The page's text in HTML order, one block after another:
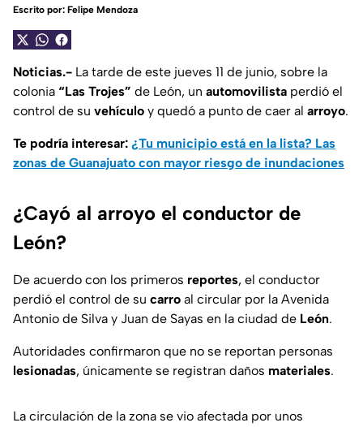
Escrito por: Felipe Mendoza
Noticias.- La tarde de este jueves 11 de junio, sobre la
colonia “Las Trojes” de León, un automovilista perdió el
control de su vehículo y quedó a punto de caer al arroyo.
Te podría interesar: ¿Tu municipio está en la lista? Las
zonas de Guanajuato con mayor riesgo de inundaciones
¿Cayó al arroyo el conductor de
León?
De acuerdo con los primeros reportes, el conductor
perdió el control de su carro al circular por la Avenida
Antonio de Silva y Juan de Sayas en la ciudad de León.
Autoridades confirmaron que no se reportan personas
lesionadas, únicamente se registran daños materiales.
La circulación de la zona se vio afectada por unos